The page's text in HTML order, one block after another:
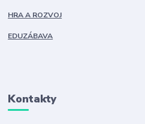
HRA A ROZVOJ
EDUZÁBAVA
Kontakty